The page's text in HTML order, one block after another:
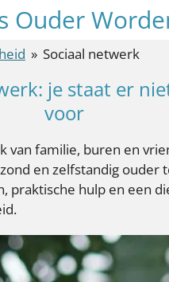
Ouder
» Sociaal netwerk
je staat er
voor
van familie, buren en
en zelfstandig ouder
praktische hulp en een